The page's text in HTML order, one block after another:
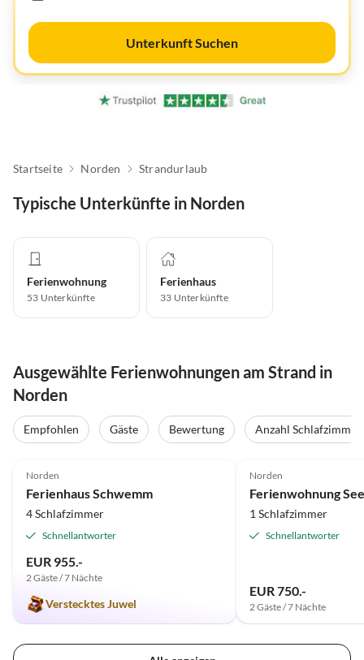
Unterkunft Suchen
Startseite Norden Strandurlaub
Typische Unterkünfte in Norden
Ferienwohnung
53 Unterkünfte
Ferienhaus
33 Unterkünfte
Ausgewählte Ferienwohnungen am Strand in
Norden
Empfohlen Gäste Bewertung Anzahl Schlafzimmer
Norden
Ferienhaus Schwemm
4 Schlafzimmer
Schnellantworter
EUR 955.-
2 Gäste / 7 Nächte
Verstecktes Juwel
Norden
Ferienwohnung
1 Schlafzimmer
Schnellantworter
EUR 750.-
2 Gäste / 7 Nächte